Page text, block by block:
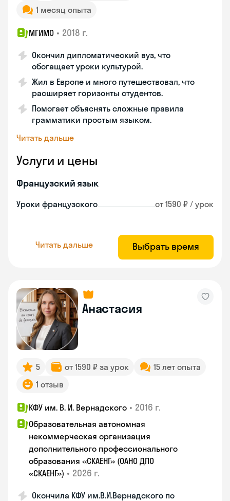
1 месяц опыта
МГИМО • 2018 г.
Окончил дипломатический вуз, что
обогащает уроки культурой.
Жил в Европе и много путешествовал, что
расширяет горизонты студентов.
Помогает объяснять сложные правила
грамматики простым языком.
Читать дальше
Услуги и цены
Французский язык
Уроки французского от 1590 ₽ / урок
Читать дальше Выбрать время
Анастасия
5 от 1590 ₽ за урок
15 лет опыта
1 отзыв
КФУ им. В. И. Вернадского • 2016 г.
Образовательная автономная
некоммерческая организация
дополнительного профессионального
образования «СКАЕНГ» (ОАНО ДПО
«СКАЕНГ») • 2026 г.
Окончила КФУ им.В.И.Вернадского по